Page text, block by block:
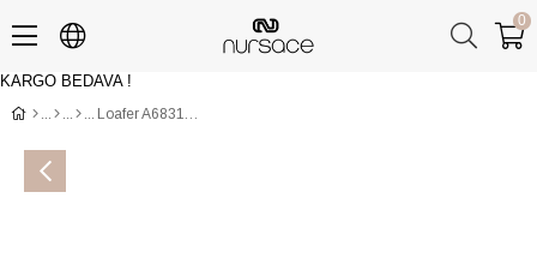
KARGO BEDAVA !
0
Loafer A68311 SWİF Kahve